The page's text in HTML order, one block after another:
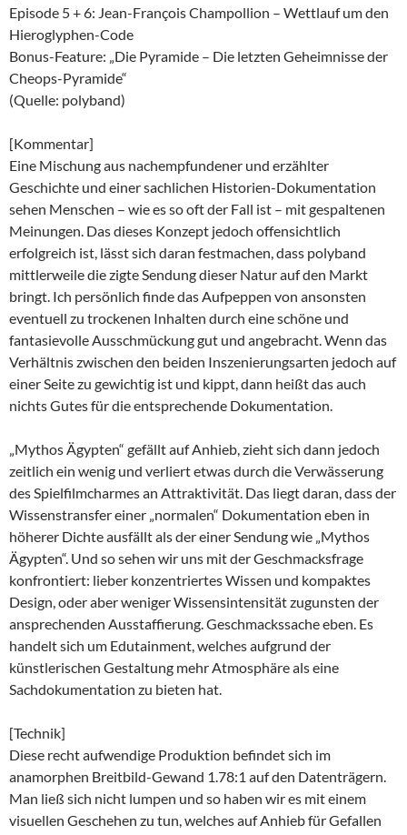
Episode 5 + 6: Jean-François Champollion – Wettlauf um den
Hieroglyphen-Code
Bonus-Feature: „Die Pyramide – Die letzten Geheimnisse der
Cheops-Pyramide“
(Quelle: polyband)
[Kommentar]
Eine Mischung aus nachempfundener und erzählter
Geschichte und einer sachlichen Historien-Dokumentation
sehen Menschen – wie es so oft der Fall ist – mit gespaltenen
Meinungen. Das dieses Konzept jedoch offensichtlich
erfolgreich ist, lässt sich daran festmachen, dass polyband
mittlerweile die zigte Sendung dieser Natur auf den Markt
bringt. Ich persönlich finde das Aufpeppen von ansonsten
eventuell zu trockenen Inhalten durch eine schöne und
fantasievolle Ausschmückung gut und angebracht. Wenn das
Verhältnis zwischen den beiden Inszenierungsarten jedoch auf
einer Seite zu gewichtig ist und kippt, dann heißt das auch
nichts Gutes für die entsprechende Dokumentation.
„Mythos Ägypten“ gefällt auf Anhieb, zieht sich dann jedoch
zeitlich ein wenig und verliert etwas durch die Verwässerung
des Spielfilmcharmes an Attraktivität. Das liegt daran, dass der
Wissenstransfer einer „normalen“ Dokumentation eben in
höherer Dichte ausfällt als der einer Sendung wie „Mythos
Ägypten“. Und so sehen wir uns mit der Geschmacksfrage
konfrontiert: lieber konzentriertes Wissen und kompaktes
Design, oder aber weniger Wissensintensität zugunsten der
ansprechenden Ausstaffierung. Geschmackssache eben. Es
handelt sich um Edutainment, welches aufgrund der
künstlerischen Gestaltung mehr Atmosphäre als eine
Sachdokumentation zu bieten hat.
[Technik]
Diese recht aufwendige Produktion befindet sich im
anamorphen Breitbild-Gewand 1.78:1 auf den Datenträgern.
Man ließ sich nicht lumpen und so haben wir es mit einem
visuellen Geschehen zu tun, welches auf Anhieb für Gefallen